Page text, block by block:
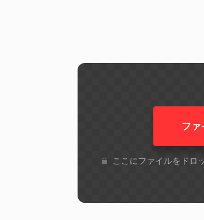
ファ
ここにファイルをドロ